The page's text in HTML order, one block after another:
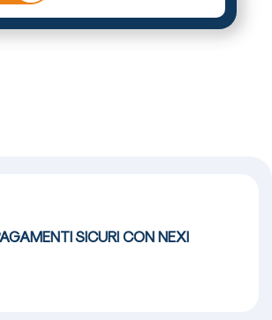
SICURI CON NEXI